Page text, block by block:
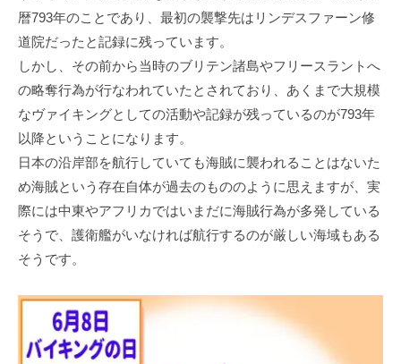
暦793年のことであり、最初の襲撃先はリンデスファーン修
道院だったと記録に残っています。
しかし、その前から当時のブリテン諸島やフリースラントへ
の略奪行為が行なわれていたとされており、あくまで大規模
なヴァイキングとしての活動や記録が残っているのが793年
以降ということになります。
日本の沿岸部を航行していても海賊に襲われることはないた
め海賊という存在自体が過去のもののように思えますが、実
際には中東やアフリカではいまだに海賊行為が多発している
そうで、護衛艦がいなければ航行するのが厳しい海域もある
そうです。